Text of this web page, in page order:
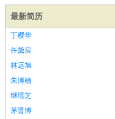
最新简历
丁樱华
任黛宸
林远旭
朱博楠
继瑶芝
茅晋博